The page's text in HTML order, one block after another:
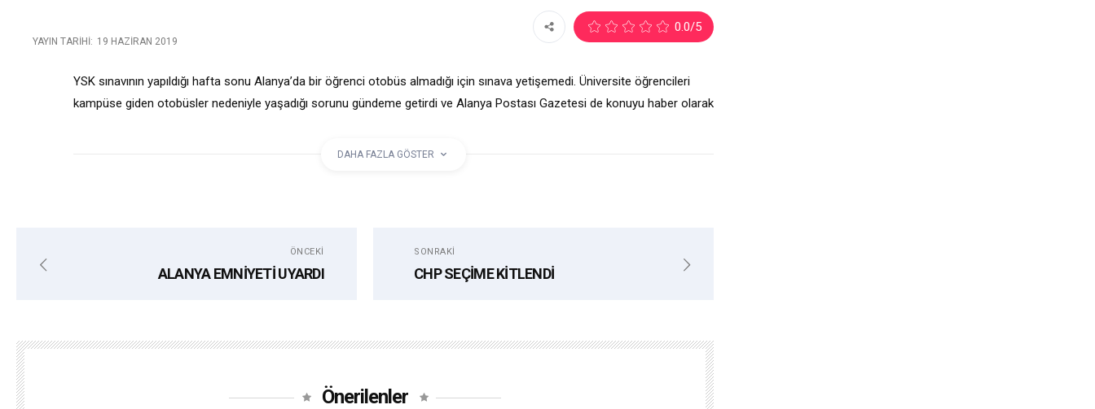
YAYIN TARIHI: 19 HAZIRAN 2019
0.0/5
YSK sınavının yapıldığı hafta sonu Alanya’da bir öğrenci otobüs almadığı için sınava yetişemedi. Üniversite öğrencileri
kampüse giden otobüsler nedeniyle yaşadığı sorunu gündeme getirdi ve Alanya Postası Gazetesi de konuyu haber olarak
DAHA FAZLA GÖSTER
ÖNCEKI
ALANYA EMNİYETİ UYARDI
SONRAKI
CHP SEÇİME KİTLENDİ
Önerilenler